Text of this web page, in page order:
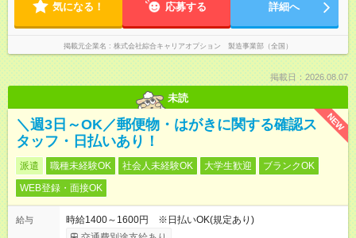
気になる！ 応募する 詳細へ
掲載元企業名 株式会社綜合キャリアオプション 製造事業部（全国）
掲載日：2026.08.07
未読
NEW
＼週3日～OK／郵便物・はがきに関する確認ス
タッフ・日払いあり！
派遣 職種未経験OK 社会人未経験OK 大学生歓迎
ブランクOK
WEB登録・面接OK
給与
時給1400～1600円 ※日払いOK(規定あり)